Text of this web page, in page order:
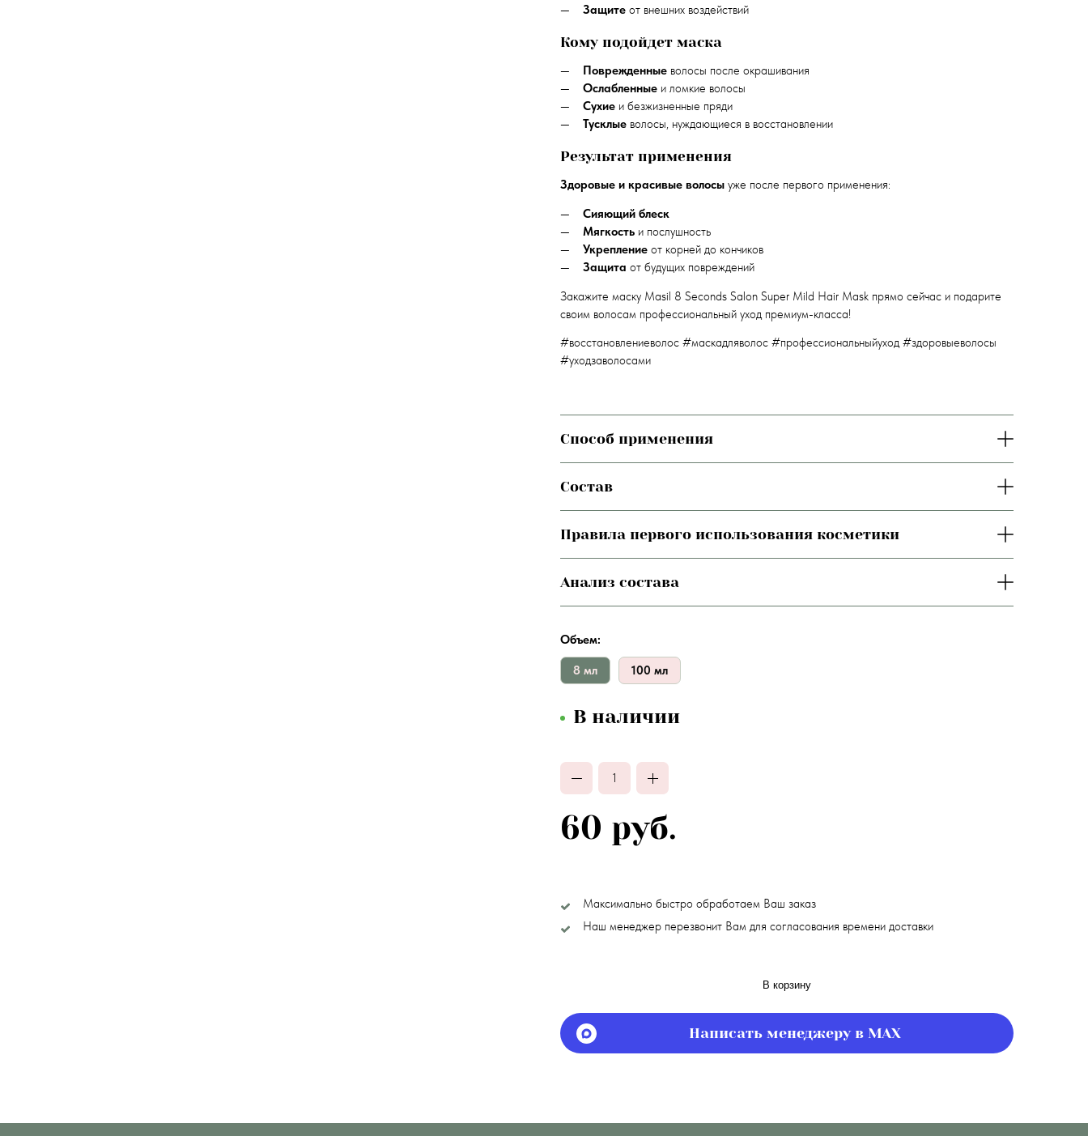
Защитеот внешних воздействий
Кому подойдет маска
Поврежденныеволосы после окрашивания
Ослабленныеи ломкие волосы
Сухиеи безжизненные пряди
Тусклыеволосы, нуждающиеся в восстановлении
Результат применения
Здоровые и красивые волосы уже после первого применения:
Сияющий блеск
Мягкостьи послушность
Укреплениеот корней до кончиков
Защита от будущих повреждений
Закажите маску Masil 8 Seconds Salon Super Mild Hair Mask прямо сейчас и подарите
своим волосам профессиональный уход премиум-класса!
#восстановлениеволос #маскадляволос #профессиональныйуход #здоровыеволосы
#уходзаволосами
Способ применения
Состав
Правила первого использования косметики
Анализ состава
Объем:
8 мл 100 мл
В наличии
60 руб.
Максимально быстро обработаем Ваш заказ
Наш менеджер перезвонит Вам для согласования времени доставки
В корзину
Написать менеджеру в MAX